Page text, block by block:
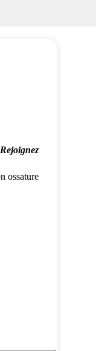
ossature